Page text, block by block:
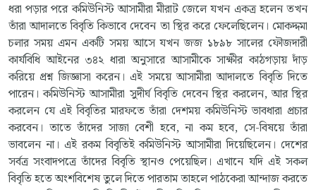
ধরা পড়ার পরে কমিউনিস্ট আসামীরা মীরাট জেলে যখন একত্র হলেন তখন
তাঁরা আদালতে বিবৃতি কিভাবে দেবেন তা স্থির করে ফেলেছিলেন। মোকদ্দমা
চলার সময় এমন একটি সময় আসে যখন জজ ১৮৯৮ সালের ফৌজদারী
কার্যবিধি আইনের ৩৪২ ধারা অনুসারে আসামীকে সাক্ষীর কাঠগড়ায় দাঁড়
করিয়ে প্রশ্ন জিজ্ঞাসা করেন। এই সময়ে আসামীরা আদালতে বিবৃতি দিতে
পারেন। কমিউনিস্ট আসামীরা সুদীর্ঘ বিবৃতি দেবেন স্থির করলেন, আর স্থির
করলেন যে এই বিবৃতির মারফতে তাঁরা দেশময় কমিউনিস্ট ভাবধারা প্রচার
করবেন। তাতে তাঁদের সাজা বেশী হবে, না কম হবে, সে-বিষয়ে তাঁরা
ভাবলেন না। এই রকম বিবৃতিই কমিউনিস্ট আসামীরা দিয়েছিলেন। দেশের
সর্বত্র সংবাদপত্রে তাঁদের বিবৃতি স্থানও পেয়েছিল। এখানে যদি এই সকল
বিবৃতি হতে অংশবিশেষ তুলে দিতে পারতাম তাহলে পাঠকেরা আন্দাজ করতে